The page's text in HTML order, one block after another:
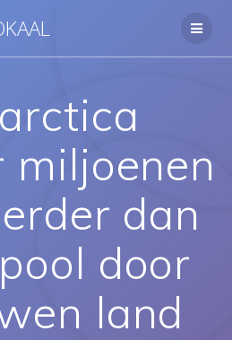
naar
miljoenen
dan
door
land